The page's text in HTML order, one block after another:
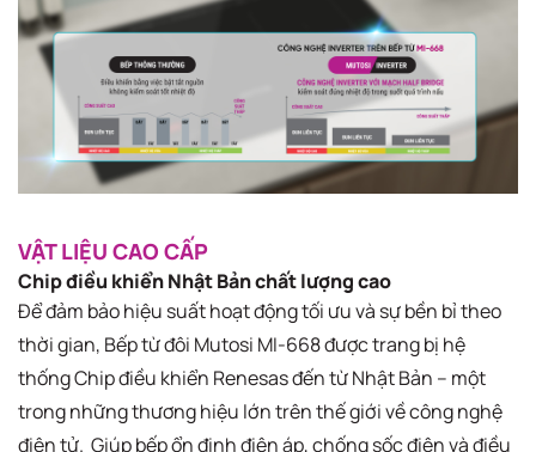
VẬT LIỆU CAO CẤP
Chip điều khiển Nhật Bản chất lượng cao
Để đảm bảo hiệu suất hoạt động tối ưu và sự bền bỉ theo
thời gian, Bếp từ đôi Mutosi MI-668 được trang bị hệ
thống Chip điều khiển Renesas đến từ Nhật Bản – một
trong những thương hiệu lớn trên thế giới về công nghệ
điện tử. Giúp bếp ổn định điện áp, chống sốc điện và điều